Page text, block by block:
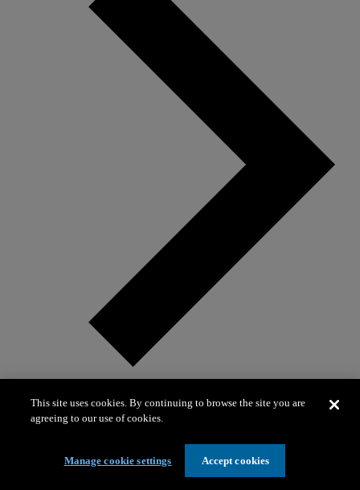
Cristina Fekeci
Cristina Fekeci
This site uses cookies. By continuing to browse the site you are
agreeing to our use of cookies.
Manage cookie settings Accept cookies